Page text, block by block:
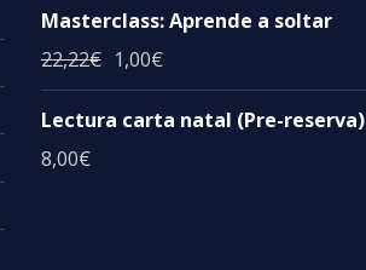
Masterclass: Aprende a soltar
22,22€ El precio original era: 22,22€.
1,00€
Lectura carta natal (Pre-reserva)
8,00€